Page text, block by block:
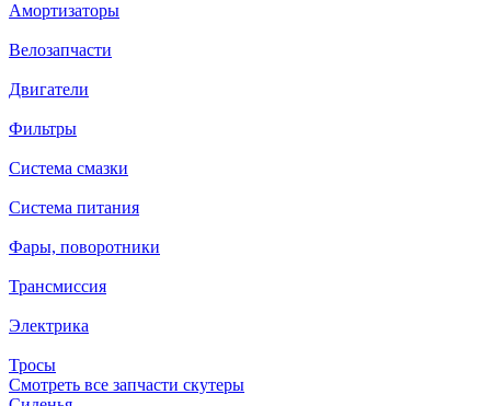
Амортизаторы
Велозапчасти
Двигатели
Фильтры
Система смазки
Система питания
Фары, поворотники
Трансмиссия
Электрика
Тросы
Смотреть все запчасти скутеры